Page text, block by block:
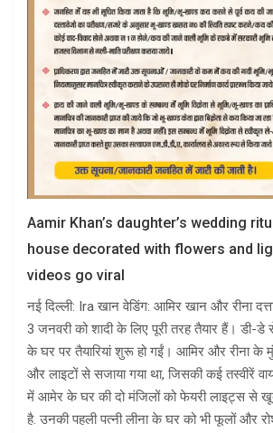
Aamir Khan’s daughter’s wedding
house decorated with flowers and
videos go viral
नई दिल्ली: Ira खान वेडिंग: आमिर खान और रीना
3 जनवरी को शादी के लिए पूरी तरह तैयार हैं। डी-डे
के घर पर तैयारियां शुरू हो गईं। आमिर और रीना के
और लाइटों से सजाया गया था, जिसकी कई तस्वीरें
में आमेर के घर की दो मंजिलों को फेयरी लाइट्स से
है. उनकी पहली पत्नी लीना के घर को भी फूलों और